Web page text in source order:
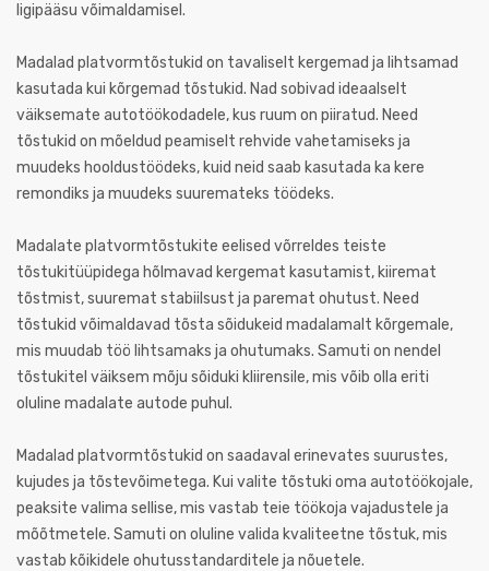
ligipääsu võimaldamisel.
Madalad platvormtõstukid on tavaliselt kergemad ja lihtsamad
kasutada kui kõrgemad tõstukid. Nad sobivad ideaalselt
väiksemate autotöökodadele, kus ruum on piiratud. Need
tõstukid on mõeldud peamiselt rehvide vahetamiseks ja
muudeks hooldustöödeks, kuid neid saab kasutada ka kere
remondiks ja muudeks suuremateks töödeks.
Madalate platvormtõstukite eelised võrreldes teiste
tõstukitüüpidega hõlmavad kergemat kasutamist, kiiremat
tõstmist, suuremat stabiilsust ja paremat ohutust. Need
tõstukid võimaldavad tõsta sõidukeid madalamalt kõrgemale,
mis muudab töö lihtsamaks ja ohutumaks. Samuti on nendel
tõstukitel väiksem mõju sõiduki kliirensile, mis võib olla eriti
oluline madalate autode puhul.
Madalad platvormtõstukid on saadaval erinevates suurustes,
kujudes ja tõstevõimetega. Kui valite tõstuki oma autotöökojale,
peaksite valima sellise, mis vastab teie töökoja vajadustele ja
mõõtmetele. Samuti on oluline valida kvaliteetne tõstuk, mis
vastab kõikidele ohutusstandarditele ja nõuetele.